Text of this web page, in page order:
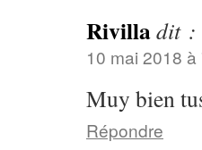
Rivilladit :
10 mai 2018
Muy bien
Répondre